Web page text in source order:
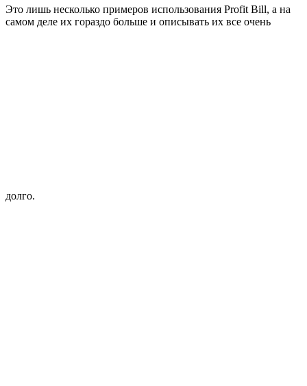
Это лишь несколько примеров использования Profit Bill, а на
самом деле их гораздо больше и описывать их все очень
долго.